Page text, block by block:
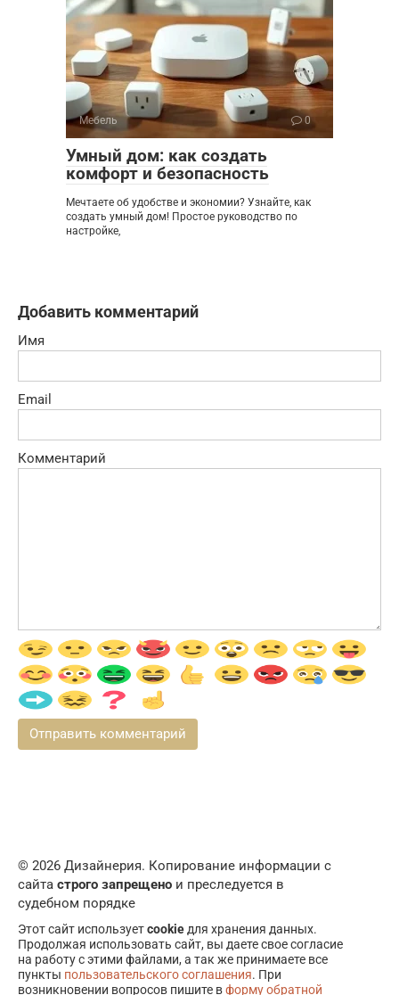
Мебель 0
Умный дом: как создать
комфорт и безопасность
Мечтаете об удобстве и экономии? Узнайте, как
создать умный дом! Простое руководство по
настройке,
Добавить комментарий
Имя
Email
Комментарий
© 2026 Дизайнерия. Копирование информации с
сайта строго запрещено и преследуется в
судебном порядке
Этот сайт используетcookieдля хранения данных.
Продолжая использовать сайт, вы даете свое согласие
на работу с этими файлами, а так же принимаете все
пункты пользовательского соглашения. При
возникновении вопросов пишите вформу обратной